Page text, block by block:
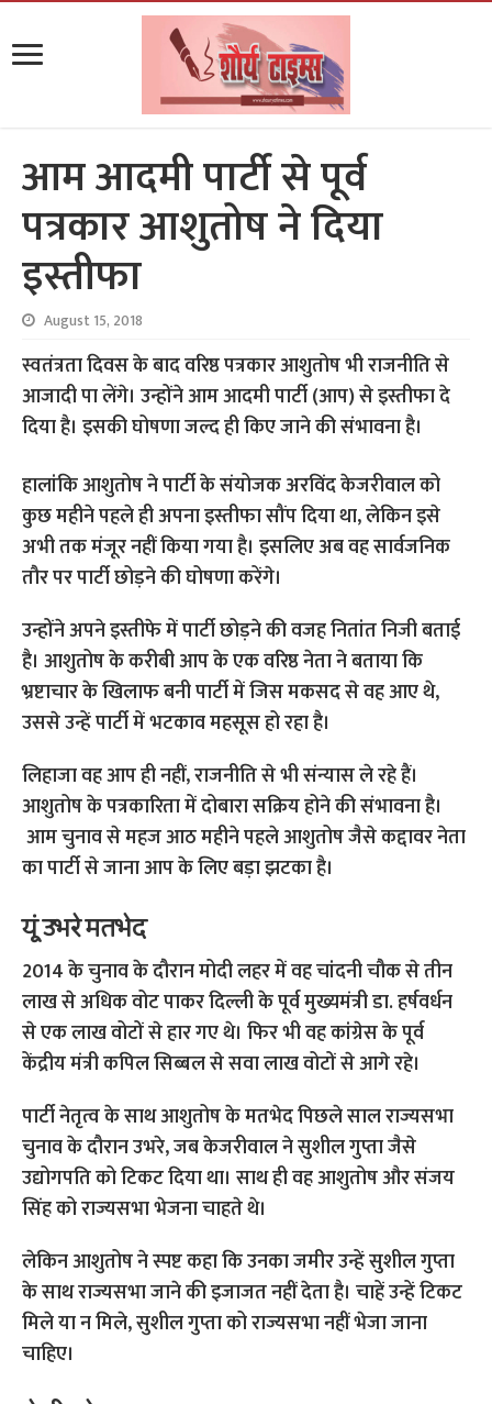
आम आदमी पार्टी से पूर्व
पत्रकार आशुतोष ने दिया
इस्तीफा
August 15, 2018
स्वतंत्रता दिवस के बाद वरिष्ठ पत्रकार आशुतोष भी राजनीति से
आजादी पा लेंगे। उन्होंने आम आदमी पार्टी (आप) से इस्तीफा दे
दिया है। इसकी घोषणा जल्द ही किए जाने की संभावना है।
हालांकि आशुतोष ने पार्टी के संयोजक अरविंद केजरीवाल को
कुछ महीने पहले ही अपना इस्तीफा सौंप दिया था, लेकिन इसे
अभी तक मंजूर नहीं किया गया है। इसलिए अब वह सार्वजनिक
तौर पर पार्टी छोड़ने की घोषणा करेंगे।
उन्होंने अपने इस्तीफे में पार्टी छोड़ने की वजह नितांत निजी बताई
है। आशुतोष के करीबी आप के एक वरिष्ठ नेता ने बताया कि
भ्रष्टाचार के खिलाफ बनी पार्टी में जिस मकसद से वह आए थे,
उससे उन्हें पार्टी में भटकाव महसूस हो रहा है।
लिहाजा वह आप ही नहीं, राजनीति से भी संन्यास ले रहे हैं।
आशुतोष के पत्रकारिता में दोबारा सक्रिय होने की संभावना है।
आम चुनाव से महज आठ महीने पहले आशुतोष जैसे कद्दावर नेता
का पार्टी से जाना आप के लिए बड़ा झटका है।
यूं उभरे मतभेद
2014 के चुनाव के दौरान मोदी लहर में वह चांदनी चौक से तीन
लाख से अधिक वोट पाकर दिल्ली के पूर्व मुख्यमंत्री डा. हर्षवर्धन
से एक लाख वोटों से हार गए थे। फिर भी वह कांग्रेस के पूर्व
केंद्रीय मंत्री कपिल सिब्बल से सवा लाख वोटों से आगे रहे।
पार्टी नेतृत्व के साथ आशुतोष के मतभेद पिछले साल राज्यसभा
चुनाव के दौरान उभरे, जब केजरीवाल ने सुशील गुप्ता जैसे
उद्योगपति को टिकट दिया था। साथ ही वह आशुतोष और संजय
सिंह को राज्यसभा भेजना चाहते थे।
लेकिन आशुतोष ने स्पष्ट कहा कि उनका जमीर उन्हें सुशील गुप्ता
के साथ राज्यसभा जाने की इजाजत नहीं देता है। चाहें उन्हें टिकट
मिले या न मिले, सुशील गुप्ता को राज्यसभा नहीं भेजा जाना
चाहिए।